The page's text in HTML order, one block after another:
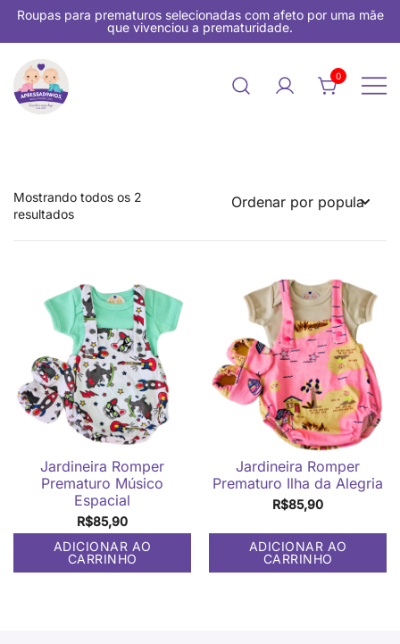
Pular
para
conteúdo
Roupas para prematuros selecionadas com afeto por uma mãe
que vivenciou a prematuridade.
0
Mostrando todos os 2
resultadosClassificado
Jardineira Romper
Prematuro Músico
Espacial
R$85,90
ADICIONAR AO
CARRINHO
Jardineira Romper
Prematuro Ilha da Alegria
R$85,90
ADICIONAR AO
CARRINHO